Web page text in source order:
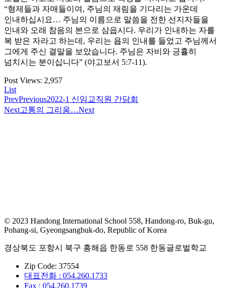
“형제들과 자매들이여, 주님의 재림을 기다리는 가운데
인내하십시요… 주님의 이름으로 말씀을 전한 선지자들을
인내와 오래 참음의 본으로 삼읍시다. 우리가 인내하는 자를
복 받은 자라고 하는데, 우리는 욥의 인내를 들었고 주님께서
그에게 주신 결말을 보았습니다. 주님은 자비와 긍휼히
넘치시는 분이십니다” (야고보서 5:7-11).
Post Views: 2,957
List
PrevPrevious2022-1 신임교직원 간담회
Next고통의 그리움…Next
© 2023 Handong International School 558, Handong-ro, Buk-gu,
Pohang-si, Gyeongsangbuk-do, Republic of Korea
경상북도 포항시 북구 흥해읍 한동로 558 한동글로벌학교
Zip Code: 37554
대표전화 : 054.260.1733
Fax : 054.260.1739